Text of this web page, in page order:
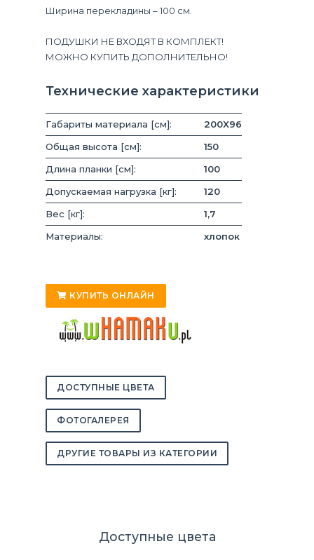
Ширина перекладины – 100 см.
ПОДУШКИ НЕ ВХОДЯТ В КОМПЛЕКТ!
МОЖНО КУПИТЬ ДОПОЛНИТЕЛЬНО!
Технические характеристики
Габариты материала [см]:
200X96
Общая высота [см]:
150
Длина планки [см]:
100
Допускаемая нагрузка [кг]:
120
Вес [кг]:
1,7
Материалы:
хлопок
КУПИТЬ ОНЛАЙН
ДОСТУПНЫЕ ЦВЕТА
ФОТОГАЛЕРЕЯ
ДРУГИЕ ТОВАРЫ ИЗ КАТЕГОРИИ
Доступные цвета